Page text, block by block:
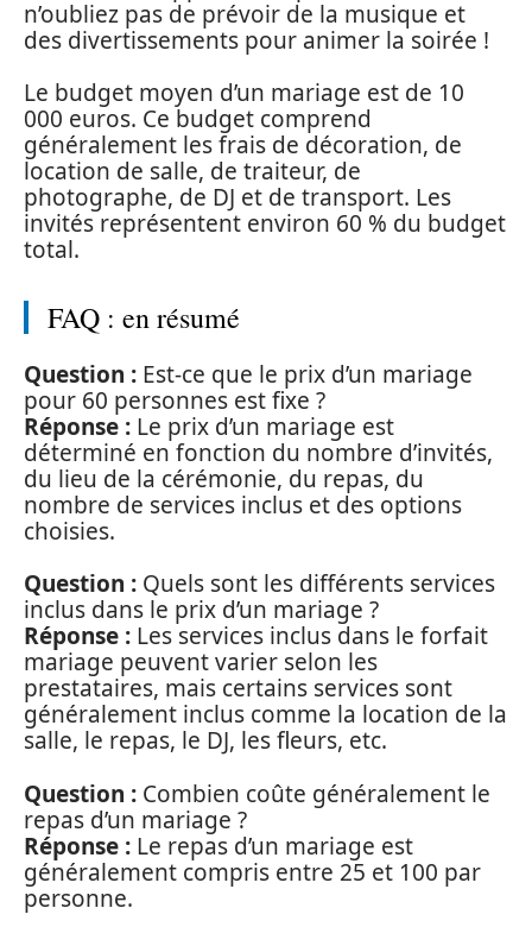
n’oubliez pas de prévoir de la musique et
des divertissements pour animer la soirée !
Le budget moyen d’un mariage est de 10
000 euros. Ce budget comprend
généralement les frais de décoration, de
location de salle, de traiteur, de
photographe, de DJ et de transport. Les
invités représentent environ 60 % du budget
total.
FAQ : en résumé
Question : Est-ce que le prix d’un mariage
pour 60 personnes est fixe ?
Réponse : Le prix d’un mariage est
déterminé en fonction du nombre d’invités,
du lieu de la cérémonie, du repas, du
nombre de services inclus et des options
choisies.
Question : Quels sont les différents services
inclus dans le prix d’un mariage ?
Réponse : Les services inclus dans le forfait
mariage peuvent varier selon les
prestataires, mais certains services sont
généralement inclus comme la location de la
salle, le repas, le DJ, les fleurs, etc.
Question : Combien coûte généralement le
repas d’un mariage ?
Réponse : Le repas d’un mariage est
généralement compris entre 25 et 100 par
personne.